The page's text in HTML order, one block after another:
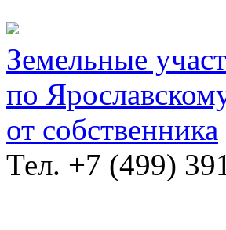
Земельные
по
от собственника
Тел. +7 (499)